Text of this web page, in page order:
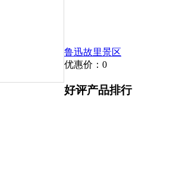
鲁迅故里景区
优惠价：0
好评产品排行